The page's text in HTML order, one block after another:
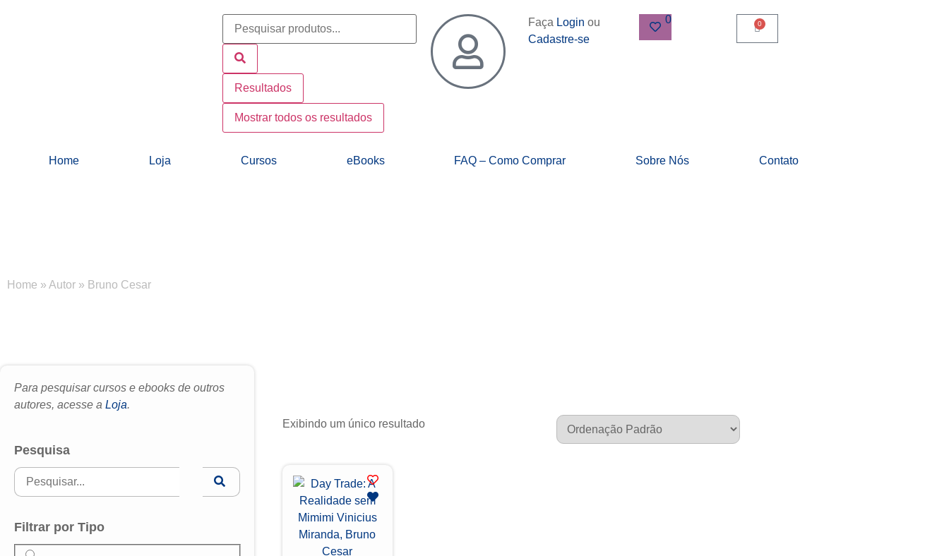
Resultados
Mostrar todos os resultados
Faça Login ou
Cadastre-se
0 0
Home Loja Cursos eBooks FAQ – Como Comprar Sobre Nós Contato
Home » Autor » Bruno Cesar
Para pesquisar cursos e ebooks de outros
autores, acesse a Loja.
Pesquisa
Filtrar por Tipo
Exibindo um único resultado